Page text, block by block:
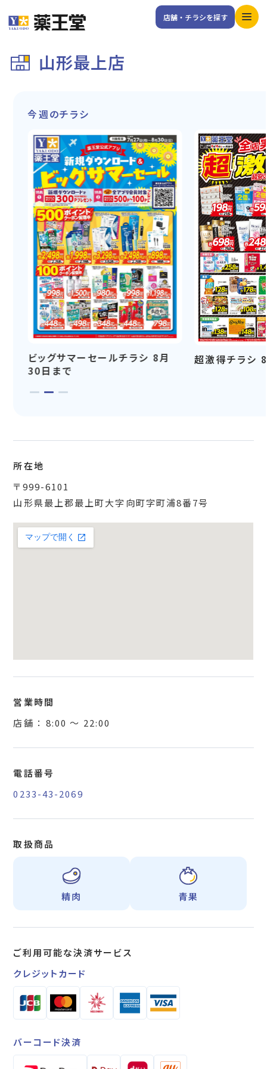
店舗・チラシを探す
山形最上店
所在地
〒999-6101
山形県最上郡最上町大字向町字町浦8番7号
営業時間
店舗 ： 8:00 〜 22:00
電話番号
0233-43-2069
取扱商品
精肉 青果
ご利用可能な決済サービス
クレジットカード
バーコード決済
今週のチラシ
ビッグサマーセールチラシ 8月
30日まで
超激得チラシ